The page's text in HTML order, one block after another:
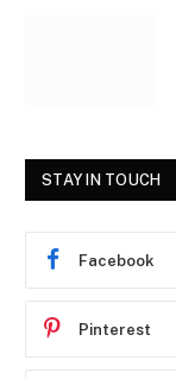
STAY IN TOUCH
Facebook
Pinterest